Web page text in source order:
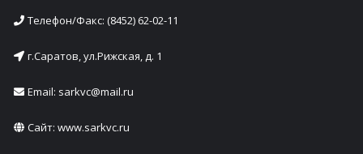
Телефон/Факс: (8452) 62-02-11
г.Саратов, ул.Рижская, д. 1
Email: sarkvc@mail.ru
Сайт: www.sarkvc.ru